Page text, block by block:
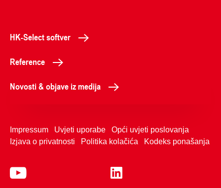
HK-Select softver
Reference
Novosti & objave iz medija
Impressum Uvjeti uporabe
Opći uvjeti poslovanja
Izjava o privatnosti
Politika kolačića Kodeks ponašanja